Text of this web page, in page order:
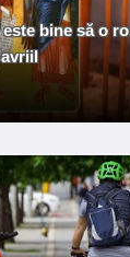
bine să o